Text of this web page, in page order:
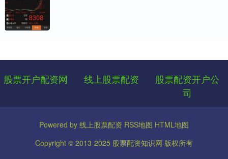
股票开户配资网 线上股票配资
股票配资开户公
司
Powered by 线上股票配资 RSS地图 HTML地图
Copyright © 2013-2025 股票配资知识网 版权所有